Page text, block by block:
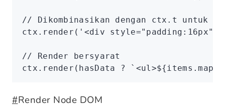
// Dikombinasikan dengan ctx.t untuk
ctx .render ( '<div style="padding:16px">'
// Render bersyarat
ctx .render (hasData ? `<ul>${items .map
#Render Node DOM